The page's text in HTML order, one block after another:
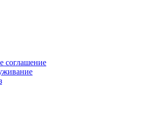
соглашение